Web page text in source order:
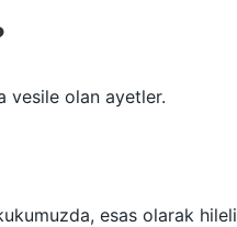
vesile olan ayetler.
esas olarak hileli